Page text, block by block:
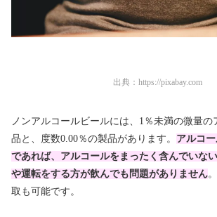
出典： https://pixabay.com
ノンアルコールビールには、1％未満の微量の
品と、度数0.00％の製品があります。 アルコ
であれば、アルコールをまったく含んでいな
や運転をする方が飲んでも問題がありません
取も可能です。